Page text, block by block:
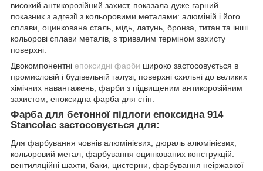
високий антикорозійний захист, показала дуже гарний
показник з адгезії з кольоровими металами: алюміній і його
сплави, оцинкована сталь, мідь, латунь, бронза, титан та інші
кольорові сплави металів, з тривалим терміном захисту
поверхні.
Двокомпонентні епоксидні фарби широко застосовується в
промисловій і будівельній галузі, поверхні схильні до великих
хімічних навантажень, фарби з підвищеним антикорозійним
захистом, епоксидна фарба для стін.
Фарба для бетонної підлоги епоксидна 914
Stancolac застосовується для:
Для фарбування човнів алюмінієвих, дюраль алюмінієвих,
кольоровий метал, фарбування оцинкованих конструкцій:
вентиляційні шахти, баки, цистерни, фарбування неіржавкої